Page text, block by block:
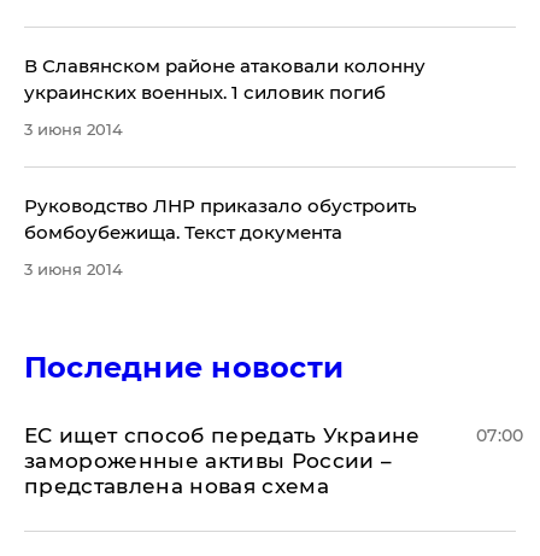
​В Славянском районе атаковали колонну
украинских военных. 1 силовик погиб
3 июня 2014
​Руководство ЛНР приказало обустроить
бомбоубежища. Текст документа
3 июня 2014
Последние новости
ЕС ищет способ передать Украине
замороженные активы России –
представлена новая схема
07:00